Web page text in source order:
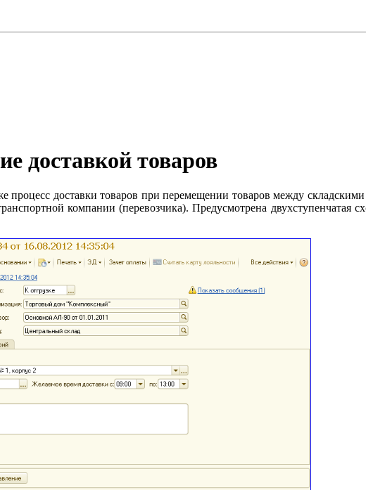
доставкой товаров
процесс доставки товаров при перемещении товаров между
компании (перевозчика). Предусмотрена двухступенчатая